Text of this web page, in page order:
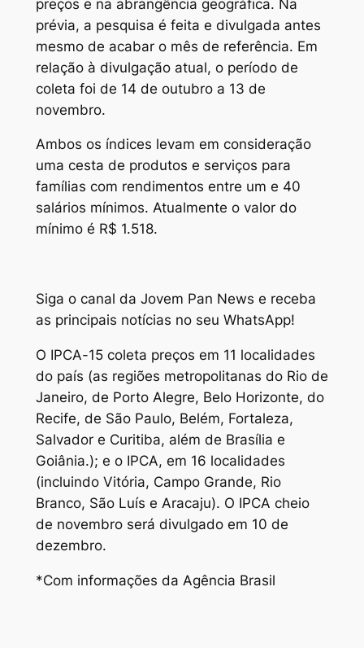
preços e na abrangência geográfica. Na
prévia, a pesquisa é feita e divulgada antes
mesmo de acabar o mês de referência. Em
relação à divulgação atual, o período de
coleta foi de 14 de outubro a 13 de
novembro.
Ambos os índices levam em consideração
uma cesta de produtos e serviços para
famílias com rendimentos entre um e 40
salários mínimos. Atualmente o valor do
mínimo é R$ 1.518.
Siga o canal da Jovem Pan News e receba
as principais notícias no seu WhatsApp!
O IPCA-15 coleta preços em 11 localidades
do país (as regiões metropolitanas do Rio de
Janeiro, de Porto Alegre, Belo Horizonte, do
Recife, de São Paulo, Belém, Fortaleza,
Salvador e Curitiba, além de Brasília e
Goiânia.); e o IPCA, em 16 localidades
(incluindo Vitória, Campo Grande, Rio
Branco, São Luís e Aracaju). O IPCA cheio
de novembro será divulgado em 10 de
dezembro.
*Com informações da Agência Brasil